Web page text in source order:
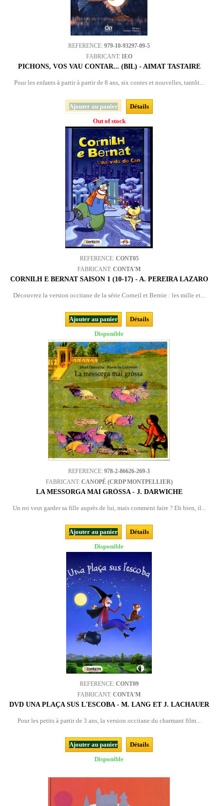
REFERENCE: 979-10-93297-09-5
FABRICANT: IEO
PICHONS, VOS VAU CONTAR... (BIL) - AIMAT TASTAIRE
Pour les enfants à partir à partir de 8 ans, six contes et nouvelles, tantôt...
Ajouter au panier
Détails
Out of stock
REFERENCE: CONT05
FABRICANT: CONTA'M
CORNILH E BERNAT SAISON 1 (10-17) - A. PEREIRA LAZARO
Découvrez la version occitane de la série Corneil et Bernie : les mille et...
Ajouter au panier
Détails
Disponible
REFERENCE: 978-2-86626-269-3
FABRICANT: CANOPÉ (CRDP MONTPELLIER)
LA MESSORGA MAI GRÒSSA - J. DARWICHE
Un roi veut garder sa fille auprès de lui, mais comment faire ? Eh bien, il...
Ajouter au panier
Détails
Disponible
REFERENCE: CONT09
FABRICANT: CONTA'M
DVD UNA PLAÇA SUS L'ESCOBA - M. LANG ET J. LACHAUER
Pour les petits à partir de 3 ans, la version occitane du charmant film...
Ajouter au panier
Détails
Disponible